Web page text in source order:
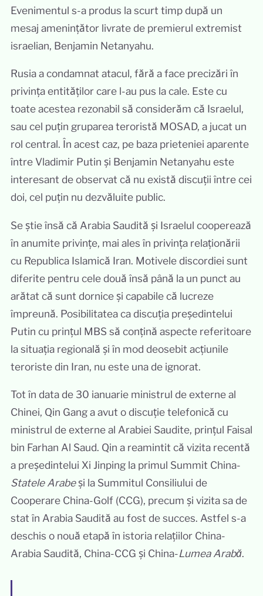
Evenimentul s-a produs la scurt timp după un
mesaj amenințător livrate de premierul extremist
israelian, Benjamin Netanyahu.
Rusia a condamnat atacul, fără a face precizări în
privința entităților care l-au pus la cale. Este cu
toate acestea rezonabil să considerăm că Israelul,
sau cel puțin gruparea teroristă MOSAD, a jucat un
rol central. În acest caz, pe baza prieteniei aparente
între Vladimir Putin și Benjamin Netanyahu este
interesant de observat că nu există discuții între cei
doi, cel puțin nu dezvăluite public.
Se știe însă că Arabia Saudită și Israelul cooperează
în anumite privințe, mai ales în privința relaționării
cu Republica Islamică Iran. Motivele discordiei sunt
diferite pentru cele două însă până la un punct au
arătat că sunt dornice și capabile că lucreze
împreună. Posibilitatea ca discuția președintelui
Putin cu prințul MBS să conțină aspecte referitoare
la situația regională și în mod deosebit acțiunile
teroriste din Iran, nu este una de ignorat.
Tot în data de 30 ianuarie ministrul de externe al
Chinei, Qin Gang a avut o discuție telefonică cu
ministrul de externe al Arabiei Saudite, prințul Faisal
bin Farhan Al Saud. Qin a reamintit că vizita recentă
a președintelui Xi Jinping la primul Summit China-
Statele Arabeși la Summitul Consiliului de
Cooperare China-Golf (CCG), precum și vizita sa de
stat în Arabia Saudită au fost de succes. Astfel s-a
deschis o nouă etapă în istoria relațiilor China-
Arabia Saudită, China-CCG și China-Lumea Arabă.